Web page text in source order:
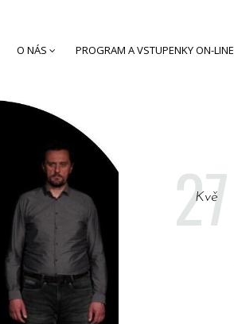
O NÁS PROGRAM A VSTUPENKY ON-LINE
27
Kvě